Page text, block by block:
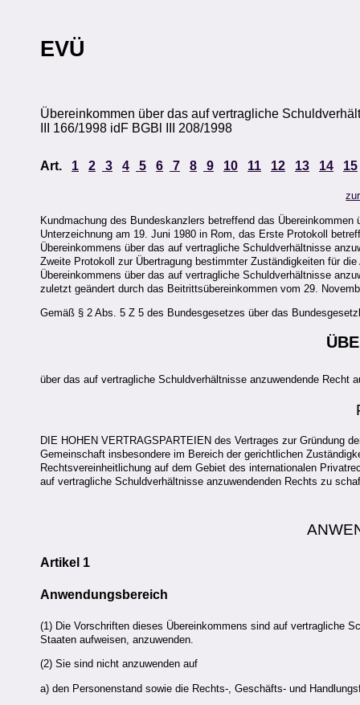
EVÜ
Übereinkommen über das auf vertragliche
III 166/1998 idF BGBl III 208/1998
Art. 1 2 3 4 5 6 7 8 9 10 11 12 13 14 15
Kundmachung des Bundeskanzlers betreffend das
Unterzeichnung am 19. Juni 1980 in Rom, das Erste Protokoll
Übereinkommens über das auf vertragliche Schuldverhältnisse
Zweite Protokoll zur Übertragung bestimmter Zuständigkeiten für
Übereinkommens über das auf vertragliche Schuldverhältnisse
zuletzt geändert durch das Beitrittsübereinkommen vom 29.
Gemäß § 2 Abs. 5 Z 5 des Bundesgesetzes über das
über das auf vertragliche Schuldverhältnisse anzuwendende Recht
DIE HOHEN VERTRAGSPARTEIEN des Vertrages zur Gründung
Gemeinschaft insbesondere im Bereich der gerichtlichen
Rechtsvereinheitlichung auf dem Gebiet des internationalen
auf vertragliche Schuldverhältnisse anzuwendenden Rechts zu
Artikel 1
Anwendungsbereich
(1) Die Vorschriften dieses Übereinkommens sind auf vertragliche
Staaten aufweisen, anzuwenden.
(2) Sie sind nicht anzuwenden auf
a) den Personenstand sowie die Rechts-, Geschäfts- und